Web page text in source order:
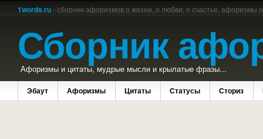
1words.ru- сборник афоризмов о жизни, о любви, о счастье,
Сборник
Афоризмы и цитаты, мудрые мысли и крылатые фразы...
Эбаут Афоризмы Цитаты Статусы Сториз